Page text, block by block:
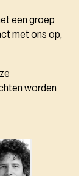
een groep
met ons op,
worden